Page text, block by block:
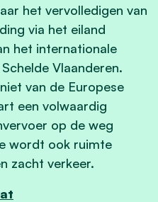
het vervolledigen van
via het eiland
het internationale
Vlaanderen.
van de Europese
een volwaardig
op de weg
wordt ook ruimte
zacht verkeer.